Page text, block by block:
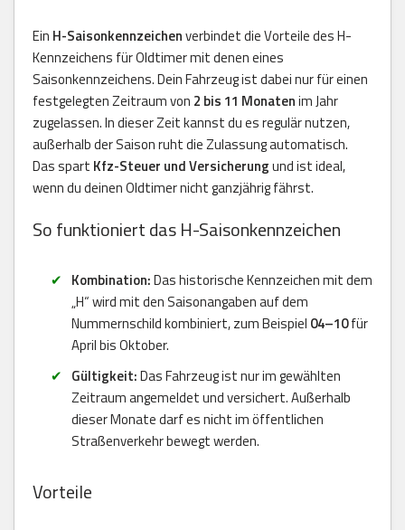
Ein H-Saisonkennzeichenverbindet die Vorteile des H-
Kennzeichens für Oldtimer mit denen eines
Saisonkennzeichens. Dein Fahrzeug ist dabei nur für einen
festgelegten Zeitraum von 2 bis 11 Monatenim Jahr
zugelassen. In dieser Zeit kannst du es regulär nutzen,
außerhalb der Saison ruht die Zulassung automatisch.
Das spart Kfz-Steuer und Versicherungund ist ideal,
wenn du deinen Oldtimer nicht ganzjährig fährst.
So funktioniert das H-Saisonkennzeichen
Kombination:Das historische Kennzeichen mit dem
„H“ wird mit den Saisonangaben auf dem
Nummernschild kombiniert, zum Beispiel 04–10für
April bis Oktober.
Gültigkeit:Das Fahrzeug ist nur im gewählten
Zeitraum angemeldet und versichert. Außerhalb
dieser Monate darf es nicht im öffentlichen
Straßenverkehr bewegt werden.
Vorteile